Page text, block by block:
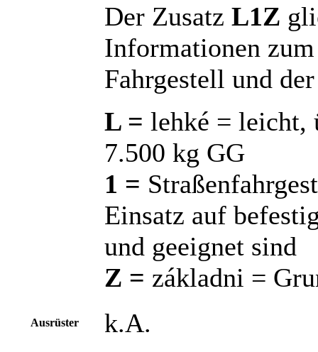
Der Zusatz L1Z
Informationen
Fahrgestell und
L = lehké = leicht,
7.500 kg GG
1 =
Einsatz auf
und geeignet sind
Z = základni =
Ausrüster k.A.